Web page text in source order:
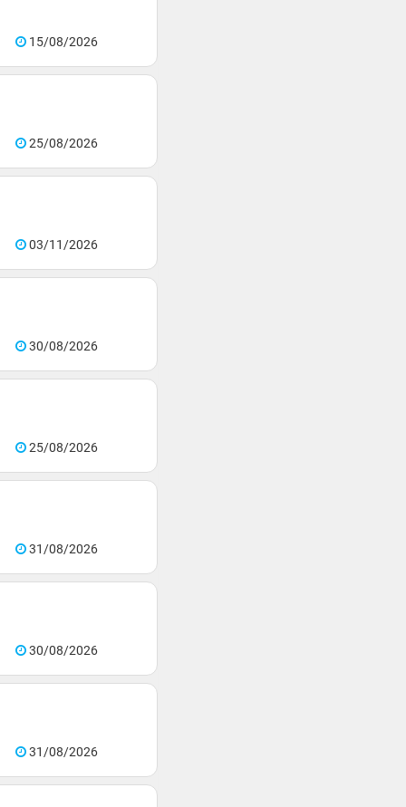
15/08/2026
25/08/2026
03/11/2026
30/08/2026
25/08/2026
31/08/2026
30/08/2026
31/08/2026